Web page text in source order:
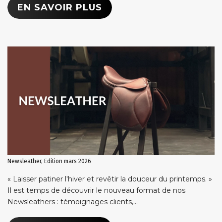
EN SAVOIR PLUS
Newsleather, Edition mars 2026
« Laisser patiner l'hiver et revêtir la douceur du printemps. »
Il est temps de découvrir le nouveau format de nos
Newsleathers : témoignages clients,...